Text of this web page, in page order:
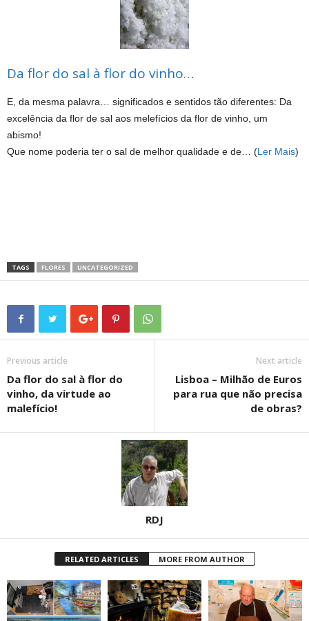
Da flor do sal à flor do vinho…
E, da mesma palavra… significados e sentidos tão diferentes: Da
excelência da flor de sal aos melefícios da flor de vinho, um
abismo!
Que nome poderia ter o sal de melhor qualidade e de… (Ler Mais)
TAGS FLORES UNCATEGORIZED
Previous article
Da flor do sal à flor do
vinho, da virtude ao
malefício!
Next article
Lisboa – Milhão de Euros
para rua que não precisa
de obras?
RDJ
RELATED ARTICLES MORE FROM AUTHOR